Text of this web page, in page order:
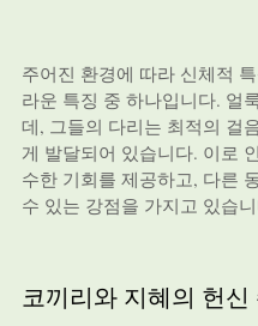
주어진 환경에 따라 신체적
라운 특징 중 하나입니다. 얼
데, 그들의 다리는 최적의 걸
게 발달되어 있습니다. 이로
수한 기회를 제공하고, 다른
수 있는 강점을 가지고 있습
코끼리와 지혜의 헌신